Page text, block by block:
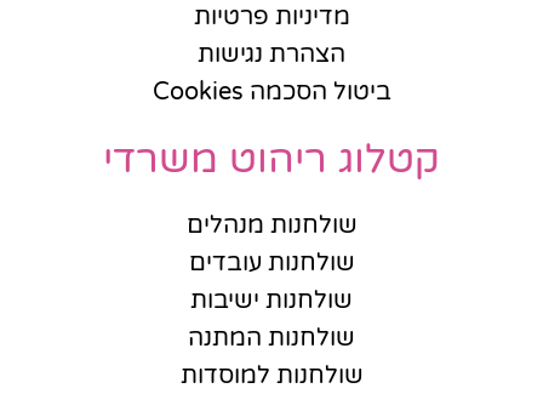
מדיניות פרטיות
הצהרת נגישות
ביטול הסכמה Cookies
קטלוג ריהוט משרדי
שולחנות מנהלים
שולחנות עובדים
שולחנות ישיבות
שולחנות המתנה
שולחנות למוסדות